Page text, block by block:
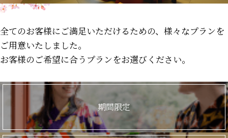
全てのお客様にご満足いただけるための、様々なプランを
ご用意いたしました。
お客様のご希望に合うプランをお選びください。
期間限定